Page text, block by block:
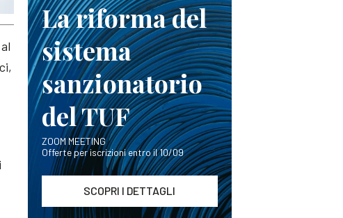
La riforma del
sistema
sanzionatorio
del TUF
ZOOM MEETING
Offerte per iscrizioni entro il 10/09
SCOPRI I DETTAGLI